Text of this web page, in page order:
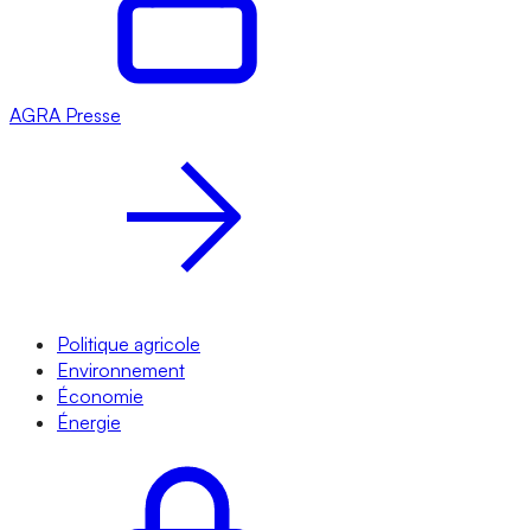
AGRA Presse
Politique agricole
Environnement
Économie
Énergie